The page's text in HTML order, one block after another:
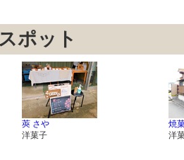
ポット
莢 さや
洋菓子
焼
洋